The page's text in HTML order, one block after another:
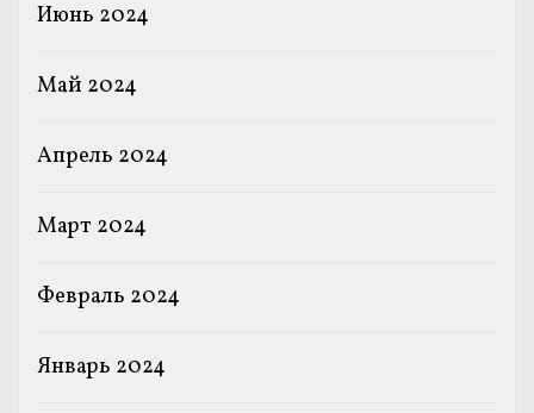
Июнь 2024
Май 2024
Апрель 2024
Март 2024
Февраль 2024
Январь 2024